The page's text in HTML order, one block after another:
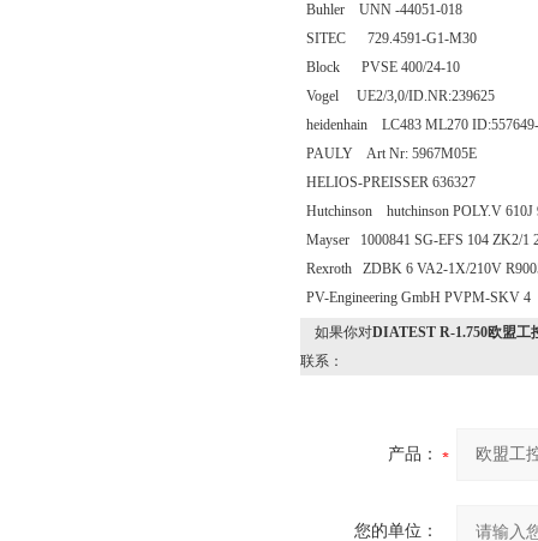
Buhler UNN -44051-018
SITEC 729.4591-G1-M30
Block PVSE 400/24-10
Vogel UE2/3,0/ID.NR:239625
heidenhain LC483 ML270
PAULY Art Nr: 5967M05E
HELIOS-PREISSER 636327
Hutchinson hutchinson POLY.V 610J
Mayser 1000841 SG-EFS 104 ZK2/1
Rexroth ZDBK 6 VA2-1X/210V
PV-Engineering GmbH PVPM-SKV 4
如果你对DIATEST R-1.750欧盟工
联系：
产品：
您的单位：